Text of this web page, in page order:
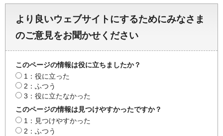
より良いウェブサイトにするためにみなさま
のご意見をお聞かせください
このページの情報は役に立ちましたか？
1：役に立った
2：ふつう
3：役に立たなかった
このページの情報は見つけやすかったですか？
1：見つけやすかった
2：ふつう